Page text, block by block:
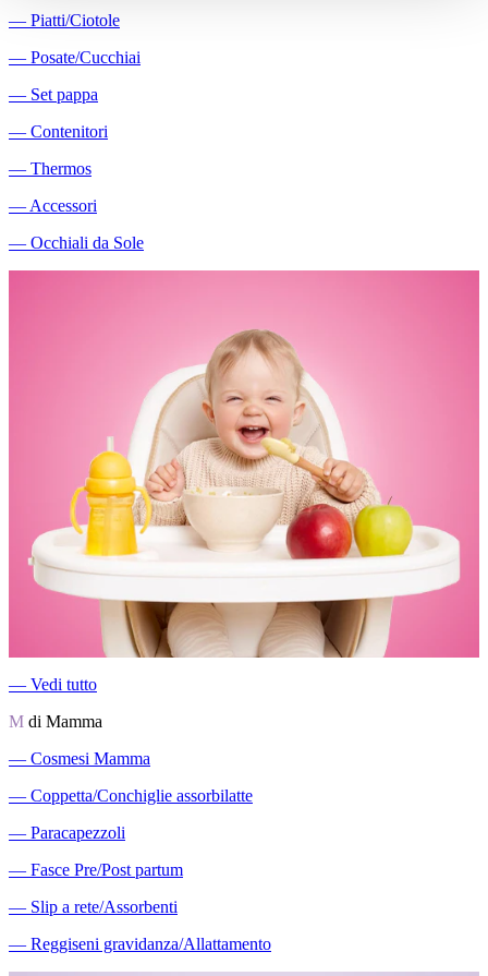
― Piatti/Ciotole
― Posate/Cucchiai
― Set pappa
― Contenitori
― Thermos
― Accessori
― Occhiali da Sole
― Vedi tutto
M di Mamma
― Cosmesi Mamma
― Coppetta/Conchiglie assorbilatte
― Paracapezzoli
― Fasce Pre/Post partum
― Slip a rete/Assorbenti
― Reggiseni gravidanza/Allattamento